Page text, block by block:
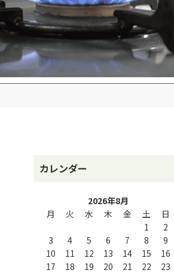
カレンダー
2026年8月
月
火 水 木 金 土 日
1
2
3
4 5 6 7 8
9
10
11 12 13 14 15
16
17
18 19 20 21 22
23